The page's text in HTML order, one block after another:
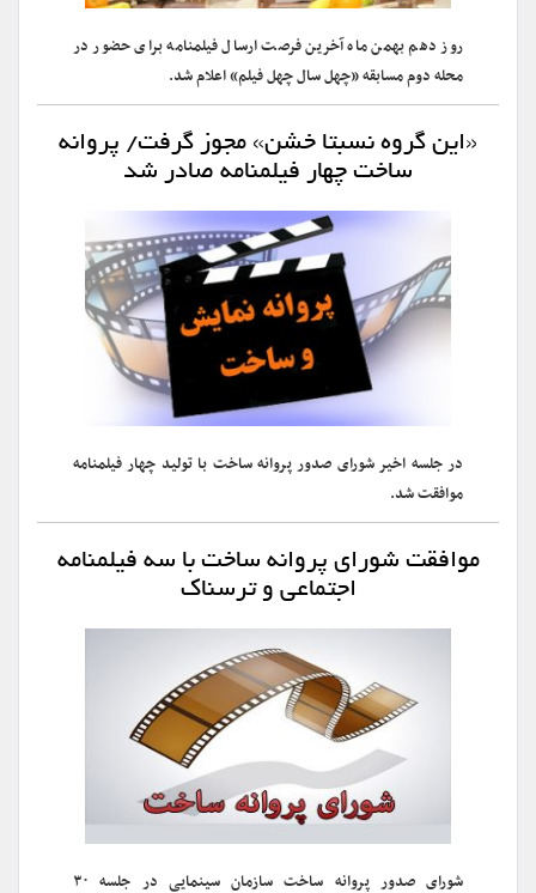
روز دهم بهمن ماه آخرین فرصت ارسال فیلمنامه برای حضور در
محله دوم مسابقه «چهل سال چهل فیلم» اعلام شد.
«این گروه نسبتا خشن» مجوز گرفت/ پروانه
ساخت چهار فیلمنامه صادر شد
در جلسه اخیر شورای صدور پروانه ساخت با تولید چهار فیلمنامه
موافقت شد.
موافقت شورای پروانه ساخت با سه فیلمنامه
اجتماعی و ترسناک
شورای صدور پروانه ساخت سازمان سینمایی در جلسه ۳۰